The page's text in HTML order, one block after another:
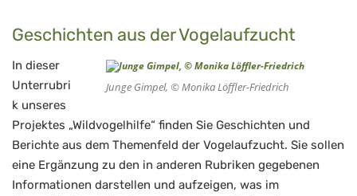
Auffangstationen
Geschichten aus der Vogelaufzucht
Junge Gimpel, © Monika Löffler-Friedrich
In dieser
Unterrubri
k unseres
Projektes „Wildvogelhilfe“ finden Sie Geschichten und
Berichte aus dem Themenfeld der Vogelaufzucht. Sie sollen
eine Ergänzung zu den in anderen Rubriken gegebenen
Informationen darstellen und aufzeigen, was im